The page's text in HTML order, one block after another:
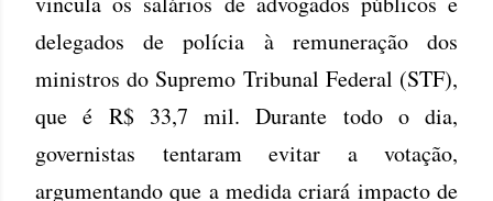
delegados de polícia à remuneração dos
ministros do Supremo Tribunal Federal (STF),
que é R$ 33,7 mil. Durante todo o dia,
governistas tentaram evitar a votação,
argumentando que a medida criará impacto de